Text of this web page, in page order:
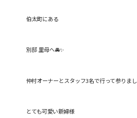
伯太町にある
別邸 里母へ🚘✨
仲村オーナーとスタッフ3名で行って参りま
とても可愛い新婦様